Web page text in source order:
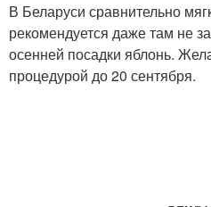
В Беларуси сравнительно
рекомендуется даже там не
осенней посадки яблонь.
процедурой до 20 сентября.